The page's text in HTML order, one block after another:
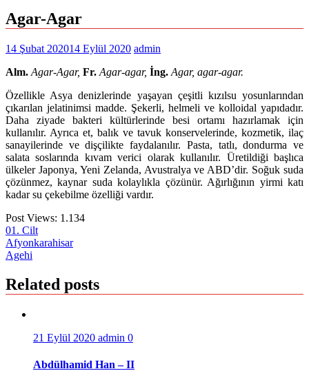
Agar-Agar
14 Şubat 202014 Eylül 2020 admin
Alm. Agar-Agar, Fr. Agar-agar, İng. Agar, agar-agar.
Özellikle Asya denizlerinde yaşayan çeşitli kızılsu yosunlarından
çıkarılan jelatinimsi madde. Şekerli, helmeli ve kolloidal yapıdadır.
Daha ziyade bakteri kültürlerinde besi ortamı hazırlamak için
kullanılır. Ayrıca et, balık ve tavuk konservelerinde, kozmetik, ilaç
sanayilerinde ve dişçilikte faydalanılır. Pasta, tatlı, dondurma ve
salata soslarında kıvam verici olarak kullanılır. Üretildiği başlıca
ülkeler Japonya, Yeni Zelanda, Avustralya ve ABD’dir. Soğuk suda
çözünmez, kaynar suda kolaylıkla çözünür. Ağırlığının yirmi katı
kadar su çekebilme özelliği vardır.
Post Views: 1.134
01. Cilt
Yazı
gezinmesi
Afyonkarahisar
Agehi
Related posts
21 Eylül 2020 admin 0
Abdülhamid Han – II